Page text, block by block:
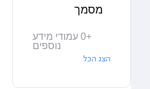
מסמך
+
0 עמודי מידע
נוספים
הצג הכל